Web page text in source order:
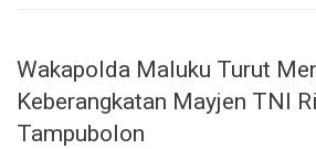
Wakapolda Maluku Turut
Keberangkatan Mayjen TNI
Tampubolon